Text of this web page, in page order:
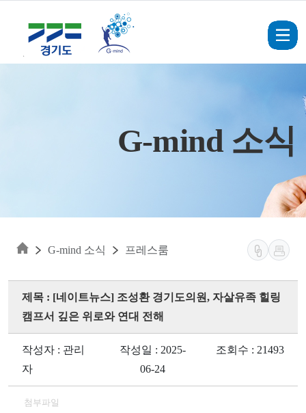
G-mind 소식
G-mind 소식 프레스룸
제목 : [네이트뉴스] 조성환 경기도의원, 자살유족 힐링
캠프서 깊은 위로와 연대 전해
작성자 : 관리
자
작성일 : 2025-
06-24
조회수 : 21493
첨부파일